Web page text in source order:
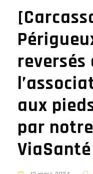
reversés
aux
par
ViaSanté